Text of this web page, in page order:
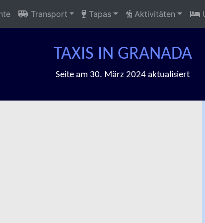
Transport Tapas Aktivitäten
TAXIS IN GRANADA
Seite am 30. März 2024 aktualisiert